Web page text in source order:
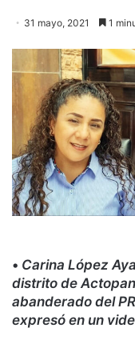
31 mayo, 2021 1
• Carina López
distrito de
abanderado del
expresó en un